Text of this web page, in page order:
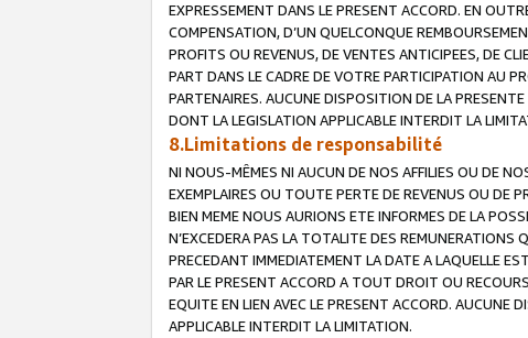
EXPRESSEMENT DANS LE PRESENT ACCORD. EN
COMPENSATION, D’UN QUELCONQUE
PROFITS OU REVENUS, DE VENTES ANTICIPEES, DE
PART DANS LE CADRE DE VOTRE PARTICIPATION AU
PARTENAIRES. AUCUNE DISPOSITION DE LA
DONT LA LEGISLATION APPLICABLE INTERDIT LA
8.Limitations de responsabilité
NI NOUS-MÊMES NI AUCUN DE NOS AFFILIES OU DE
EXEMPLAIRES OU TOUTE PERTE DE REVENUS OU DE
BIEN MEME NOUS AURIONS ETE INFORMES DE LA
N’EXCEDERA PAS LA TOTALITE DES
PRECEDANT IMMEDIATEMENT LA DATE A LAQUELLE
PAR LE PRESENT ACCORD A TOUT DROIT OU
EQUITE EN LIEN AVEC LE PRESENT ACCORD. AUCUNE
APPLICABLE INTERDIT LA LIMITATION.